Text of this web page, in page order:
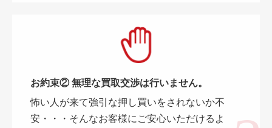
お約束② 無理な買取交渉は行いません。
怖い人が来て強引な押し買いをされないか不
安・・・そんなお客様にご安心いただけるよ